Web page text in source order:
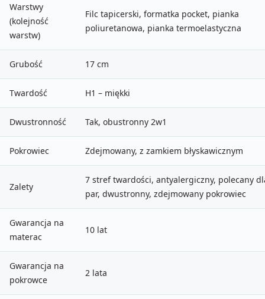
Warstwy
(kolejność
warstw)
Filc tapicerski, formatka pocket, pianka
poliuretanowa, pianka termoelastyczna
Grubość 17 cm
Twardość H1 – miękki
Dwustronność Tak, obustronny 2w1
Pokrowiec Zdejmowany, z zamkiem błyskawicznym
Zalety
7 stref twardości, antyalergiczny, polecany
par, dwustronny, zdejmowany pokrowiec
Gwarancja na
materac
10 lat
Gwarancja na
pokrowce
2 lata